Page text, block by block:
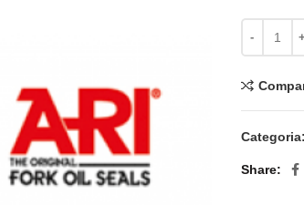
Categoria:
Share